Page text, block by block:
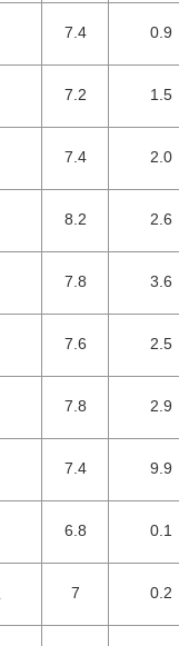
7.4 0.9
7.2 1.5
7.4 2.0
8.2 2.6
7.8 3.6
7.6 2.5
7.8 2.9
7.4 9.9
6.8 0.1
7 0.2